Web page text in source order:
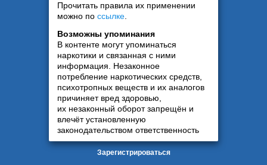
Прочитать правила их применении
можно по ссылке
Возможны упоминания
В контенте могут упоминаться
наркотики и связанная с ними
информация. Незаконное
потребление наркотических средств,
психотропных веществ и их аналогов
причиняет вред здоровью,
их незаконный оборот запрещён и
влечёт установленную
законодательством ответственность
Зарегистрироваться